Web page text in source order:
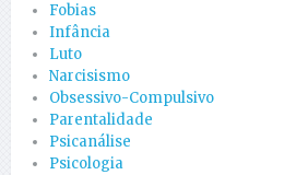
Fobias
Infância
Luto
Narcisismo
Obsessivo-Compulsivo
Parentalidade
Psicanálise
Psicologia